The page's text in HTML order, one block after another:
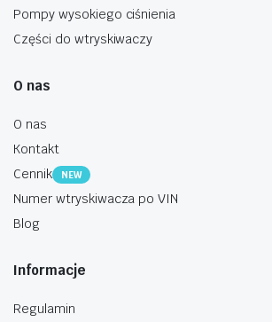
Pompy wysokiego ciśnienia
Części do wtryskiwaczy
O nas
O nas
Kontakt
Cennik
NEW
Numer wtryskiwacza po VIN
Blog
Informacje
Regulamin